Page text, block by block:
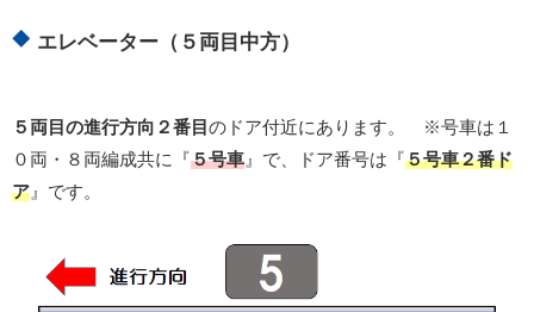
エレベーター（５両目中方）
５両目の進行方向２番目 のドア付近にあります。 ※号車は１
０両・８両編成共に『５号車 』で、ドア番号は『５号車２番ド
ア 』です。